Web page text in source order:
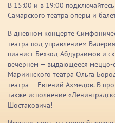
В 15:00 и в 19:00
Самарского театра оперы и
В дневном концерте
театра под управлением
пианист Бехзод Абдураимов и
вечернем — выдающееся меццо-
Мариинского театра Ольга
театра — Евгений Ахмедов. В
также исполнение
Шостаковича!